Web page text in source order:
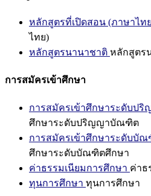
หลักสูตรที่เปิดสอน (ภาษาไท
ไทย)
หลักสูตรนานาชาติ หลักสูตร
การสมัครเข้าศึกษา
การสมัครเข้าศึกษาระดับป
ศึกษาระดับปริญญาบัณฑิต
การสมัครเข้าศึกษาระดับบั
ศึกษาระดับบัณฑิตศึกษา
ค่าธรรมเนียมการศึกษา ค่าธ
ทุนการศึกษา ทุนการศึกษา